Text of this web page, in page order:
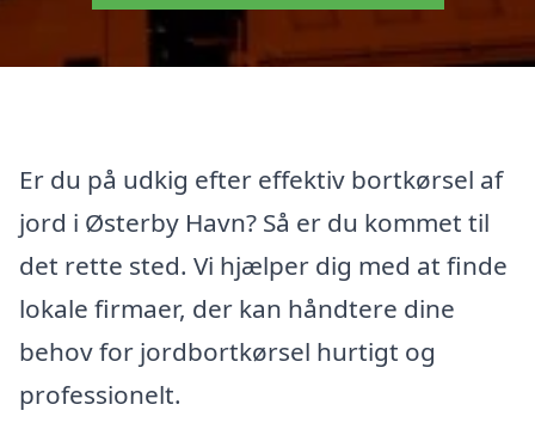
Er du på udkig efter effektiv bortkørsel af
jord i Østerby Havn? Så er du kommet til
det rette sted. Vi hjælper dig med at finde
lokale firmaer, der kan håndtere dine
behov for jordbortkørsel hurtigt og
professionelt.